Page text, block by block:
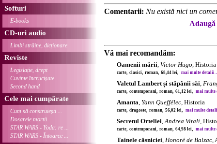
Softuri
E-books
CD-uri audio
Limbi străine, dicționare
Reviste
Legislație, drept
Cuvinte încrucișate
Second hand
Cele mai cumpărate
Cum să construiești ...
Dosarele morții
STAR WARS - Yoda: re ...
STAR WARS - Întoarce ...
Comentarii: Nu există nici un
Vă mai recomandăm:
Oamenii mării, Victor Hugo, Historia
carte, clasici, roman, 68,44 lei, mai multe detalii
Valetul Lambert și stăpânii săi,
carte, contemporani, roman, 61,12 lei, mai multe
Amanta, Yann Queffélec, Historia
carte, dragoste, roman, 56,02 lei, mai multe
Secretul Orteliei,Andrea Vitali,
carte, contemporani, roman, 64,98 lei, mai multe
Tainele căsniciei, Honoré de Balzac,